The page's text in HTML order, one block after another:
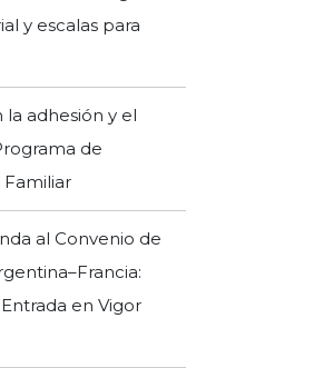
y escalas para
la adhesión y el
de
al Convenio de
en Vigor